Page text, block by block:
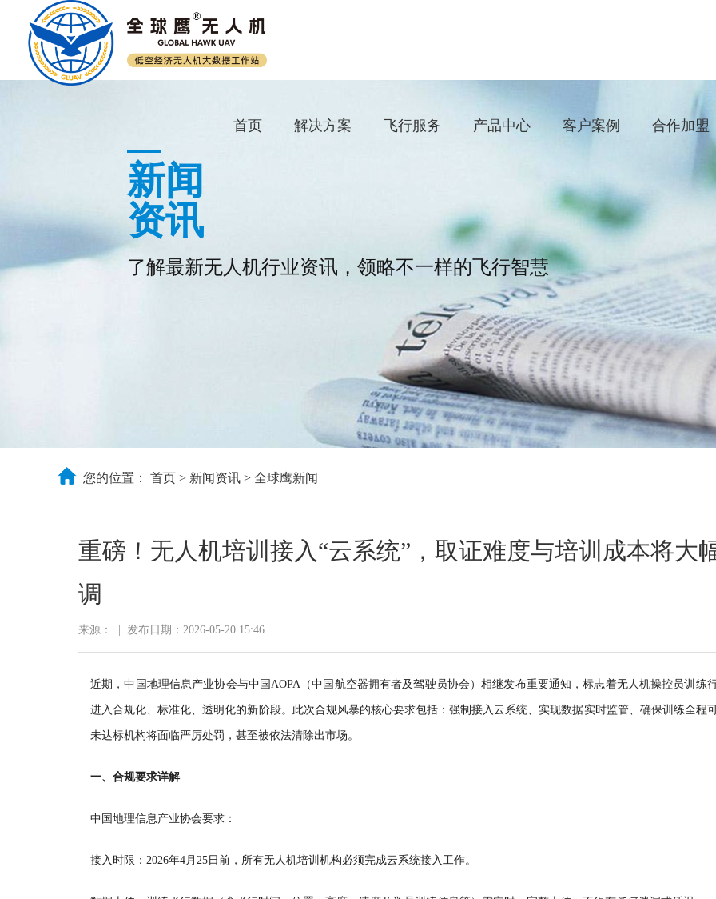
首页 解决方案 飞行服务 产品中心 客户案例 合作加盟
新闻
资讯
了解最新无人机行业资讯，领略不一样的飞行智慧
您的位置： 首页 > 新闻资讯 > 全球鹰新闻
重磅！无人机培训接入“云系统”，取证难度与培训成本将大
调
来源： 发布日期：2026-05-20 15:46
近期，中国地理信息产业协会与中国AOPA（中国航空器拥有者及驾驶员协会）相继发布重要通知，标志着无人机操控员训练
进入合规化、标准化、透明化的新阶段。此次合规风暴的核心要求包括：强制接入云系统、实现数据实时监管、确保训练全程
未达标机构将面临严厉处罚，甚至被依法清除出市场。
一、合规要求详解
中国地理信息产业协会要求：
接入时限：2026年4月25日前，所有无人机培训机构必须完成云系统接入工作。